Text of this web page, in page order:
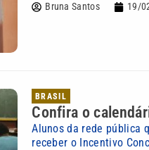
Bruna Santos 19/
BRASIL
Confira o
Alunos da rede pública
receber o Incentivo